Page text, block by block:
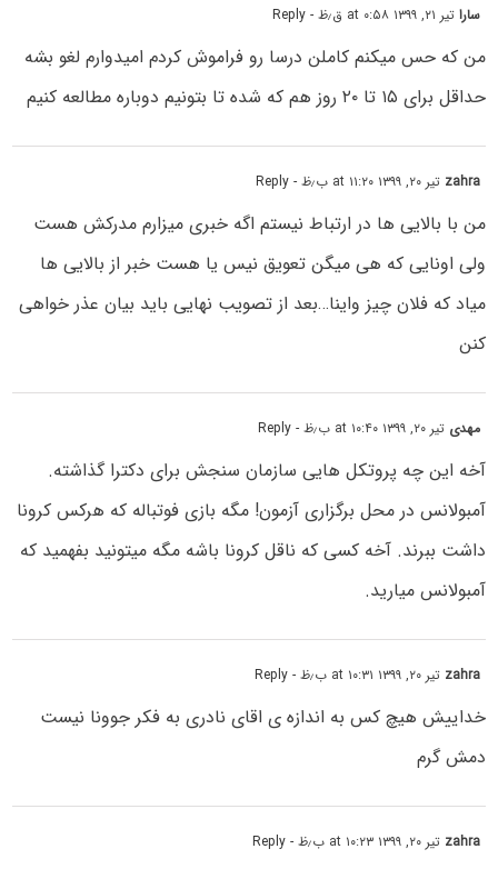
ساراتیر ۲۱, ۱۳۹۹ at ۰:۵۸ ق٫ظ - Reply
من که حس میکنم کاملن درسا رو فراموش کردم امیدوارم لغو بشه
حداقل برای ۱۵ تا ۲۰ روز هم که شده تا بتونیم دوباره مطالعه کنیم
zahra تیر ۲۰, ۱۳۹۹ at ۱۱:۲۰ ب٫ظ - Reply
من با بالایی ها در ارتباط نیستم اگه خبری میزارم مدرکش هست
ولی اونایی که هی میگن تعویق نیس یا هست خبر از بالایی ها
میاد که فلان چیز واینا…بعد از تصویب نهایی باید بیان عذر خواهی
کنن
مهدی تیر ۲۰, ۱۳۹۹ at ۱۰:۴۰ ب٫ظ - Reply
آخه این چه پروتکل هایی سازمان سنجش برای دکترا گذاشته.
آمبولانس در محل برگزاری آزمون! مگه بازی فوتباله که هرکس کرونا
داشت ببرند. آخه کسی که ناقل کرونا باشه مگه میتونید بفهمید که
آمبولانس میارید.
zahra تیر ۲۰, ۱۳۹۹ at ۱۰:۳۱ ب٫ظ - Reply
خداییش هیچ کس به اندازه ی اقای نادری به فکر جوونا نیست
دمش گرم
zahra تیر ۲۰, ۱۳۹۹ at ۱۰:۲۳ ب٫ظ - Reply